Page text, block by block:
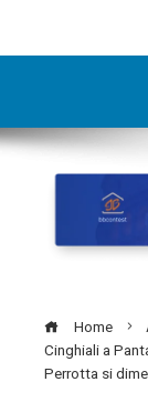
Home
Cinghiali a
Perrotta si